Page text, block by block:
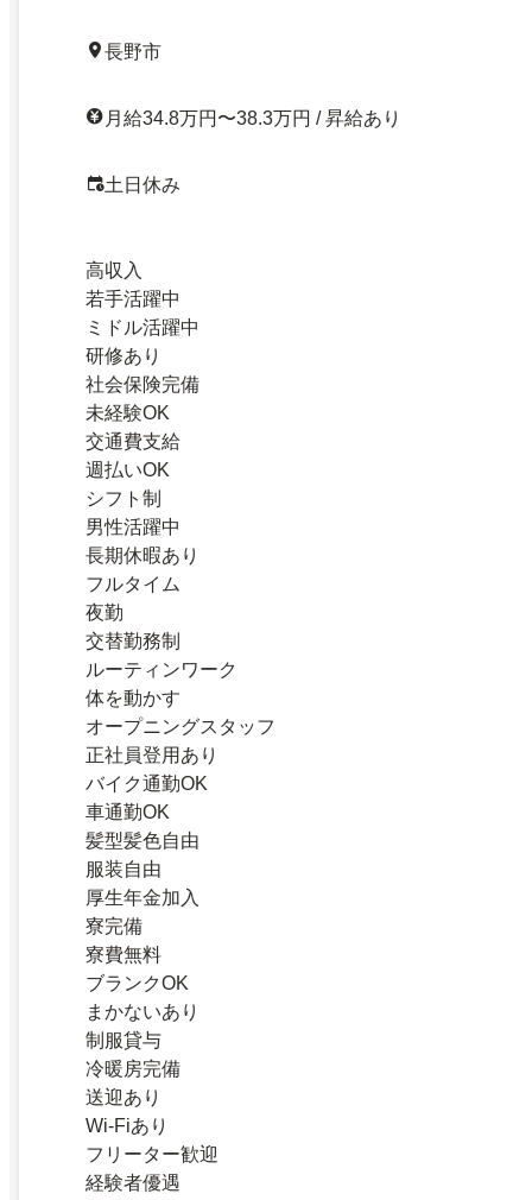
長野市
月給34.8万円〜38.3万円 / 昇給あり
土日休み
高収入
若手活躍中
ミドル活躍中
研修あり
社会保険完備
未経験OK
交通費支給
週払いOK
シフト制
男性活躍中
長期休暇あり
フルタイム
夜勤
交替勤務制
ルーティンワーク
体を動かす
オープニングスタッフ
正社員登用あり
バイク通勤OK
車通勤OK
髪型髪色自由
服装自由
厚生年金加入
寮完備
寮費無料
ブランクOK
まかないあり
制服貸与
冷暖房完備
送迎あり
Wi-Fiあり
フリーター歓迎
経験者優遇